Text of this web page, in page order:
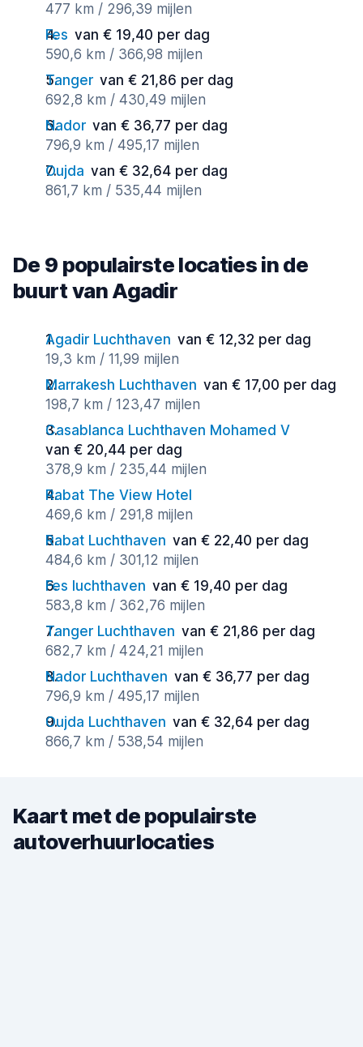
477 km / 296,39 mijlen
Fes van € 19,40 per dag
590,6 km / 366,98 mijlen
Tanger van € 21,86 per dag
692,8 km / 430,49 mijlen
Nador van € 36,77 per dag
796,9 km / 495,17 mijlen
Oujda van € 32,64 per dag
861,7 km / 535,44 mijlen
De 9 populairste locaties in de
buurt van Agadir
Agadir Luchthaven van € 12,32 per dag
19,3 km / 11,99 mijlen
Marrakesh Luchthaven van € 17,00 per dag
198,7 km / 123,47 mijlen
Casablanca Luchthaven Mohamed V
van € 20,44 per dag
378,9 km / 235,44 mijlen
Rabat The View Hotel
469,6 km / 291,8 mijlen
Rabat Luchthaven van € 22,40 per dag
484,6 km / 301,12 mijlen
Fes luchthaven van € 19,40 per dag
583,8 km / 362,76 mijlen
Tanger Luchthaven van € 21,86 per dag
682,7 km / 424,21 mijlen
Nador Luchthaven van € 36,77 per dag
796,9 km / 495,17 mijlen
Oujda Luchthaven van € 32,64 per dag
866,7 km / 538,54 mijlen
Kaart met de populairste
autoverhuurlocaties